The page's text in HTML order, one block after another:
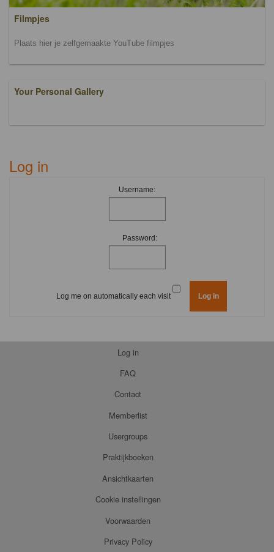
Filmpjes
Plaats hier je zelfgemaakte YouTube filmpjes
Your Personal Gallery
Log in
Username:
Password:
Log me on automatically each visit
Log in
FAQ
Contact
Memberlist
Usergroups
Praktijkboeken
Ansichtkaarten
Cookie instellingen
Voorwaarden
Privacy Policy